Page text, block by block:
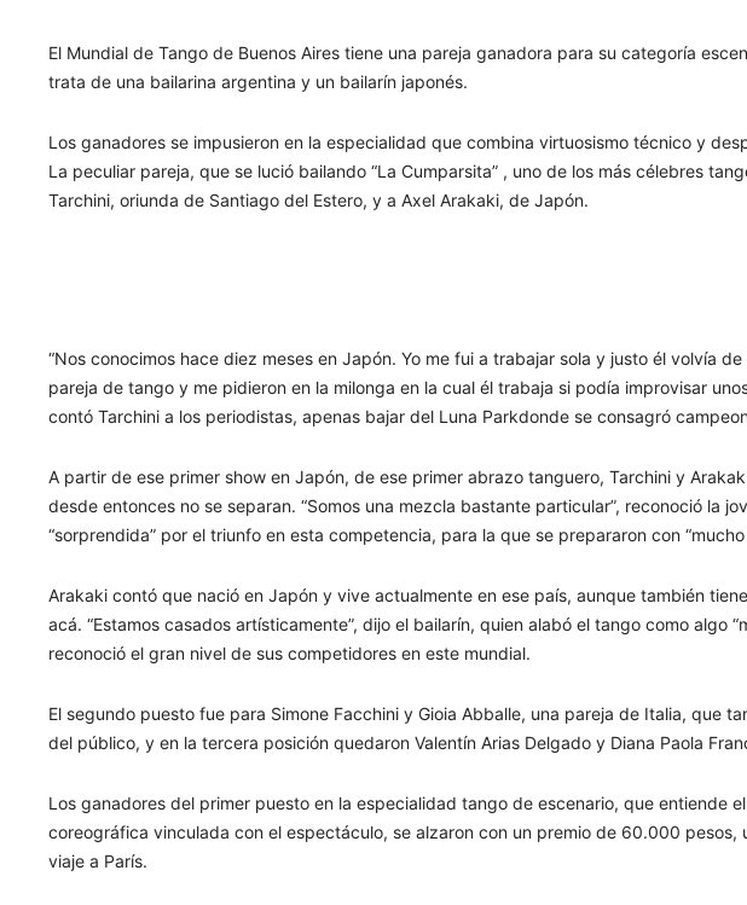
El Mundial de Tango de Buenos Aires tiene una pareja ganadora para su categoría
trata de una bailarina argentina y un bailarín japonés.
Los ganadores se impusieron en la especialidad que combina virtuosismo técnico y
La peculiar pareja, que se lució bailando “La Cumparsita” , uno de los más célebres
Tarchini, oriunda de Santiago del Estero, y a Axel Arakaki, de Japón.
“Nos conocimos hace diez meses en Japón. Yo me fui a trabajar sola y justo él volvía
pareja de tango y me pidieron en la milonga en la cual él trabaja si podía improvisar
contó Tarchini a los periodistas, apenas bajar del Luna Parkdonde se consagró
A partir de ese primer show en Japón, de ese primer abrazo tanguero, Tarchini y
desde entonces no se separan. “Somos una mezcla bastante particular”, reconoció la
“sorprendida” por el triunfo en esta competencia, para la que se prepararon con
Arakaki contó que nació en Japón y vive actualmente en ese país, aunque también
acá. “Estamos casados artísticamente”, dijo el bailarín, quien alabó el tango como algo
reconoció el gran nivel de sus competidores en este mundial.
El segundo puesto fue para Simone Facchini y Gioia Abballe, una pareja de Italia, que
del público, y en la tercera posición quedaron Valentín Arias Delgado y Diana Paola
Los ganadores del primer puesto en la especialidad tango de escenario, que entiende
coreográfica vinculada con el espectáculo, se alzaron con un premio de 60.000
viaje a París.